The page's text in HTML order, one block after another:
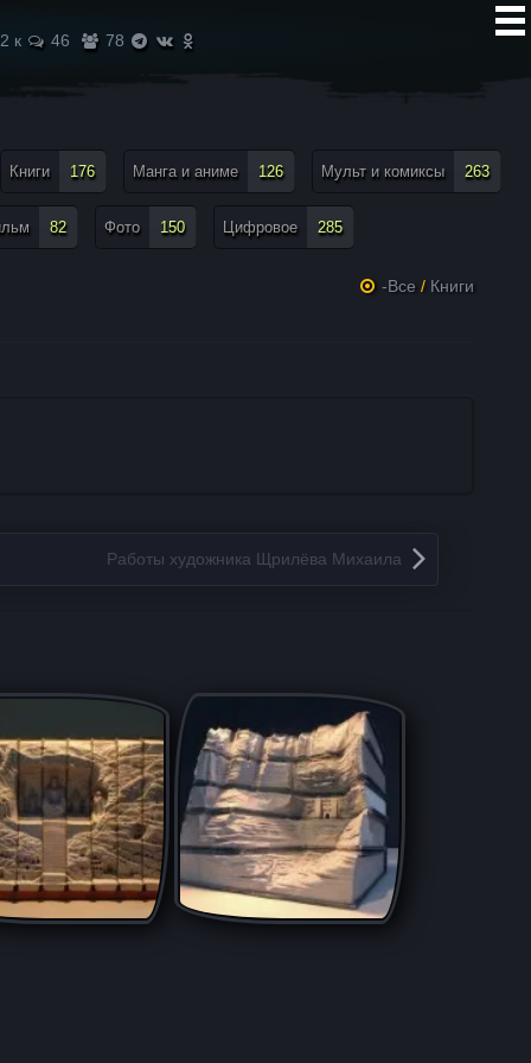
2 к 46 78
Книги 176 Манга и аниме 126 Мульт и комиксы 263
82 Фото 150 Цифровое 285
-Все / Книги
Работы художника Щрилёва Михаила